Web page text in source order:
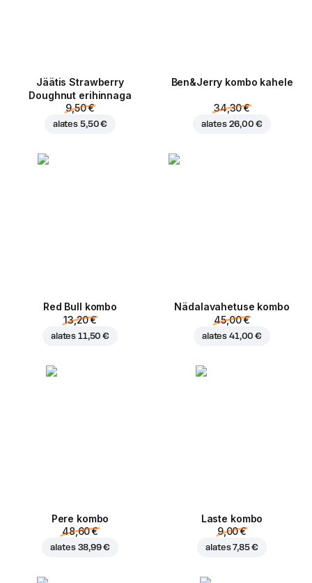
Jäätis Strawberry
Doughnut erihinnaga
9,50 €
alates 5,50 €
Ben&Jerry kombo kahele
34,30 €
alates 26,00 €
Red Bull kombo
13,20 €
alates 11,50 €
Nädalavahetuse kombo
45,00 €
alates 41,00 €
Pere kombo
48,60 €
alates 38,99 €
Laste kombo
9,00 €
alates7,85 €